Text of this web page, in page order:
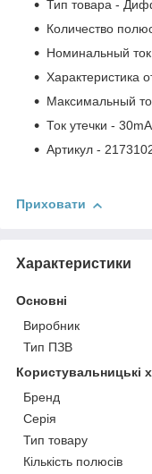
Тип товара -
Количество
Номинальный
Характеристика
Максимальный
Ток утечки -
Артикул -
Приховати
Характеристики
Основні
Виробник
Тип ПЗВ
Користувальницькі
Бренд
Серія
Тип товару
Кількість полюсів